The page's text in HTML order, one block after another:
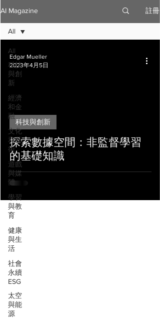
AI Magazine 註冊
All
科技
與創
新
經濟
和金
融
文化
和藝
術
遊戲
與媒
體
學習
與教
育
健康
與生
活
社會
永續
ESG
太空
與能
源
All
探索數據空間：非監督學習
的基礎知識
科技與創新
Edgar Mueller
2023年4月5日